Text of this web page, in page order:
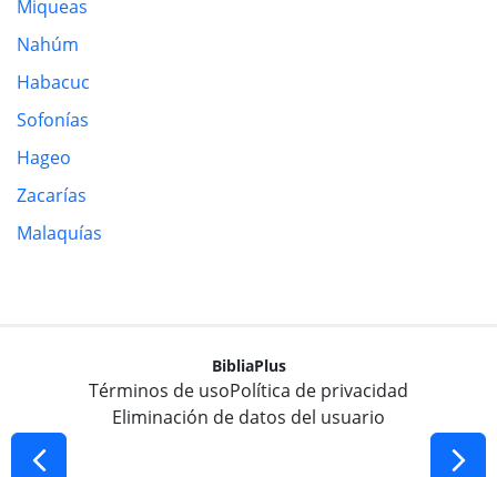
Miqueas
Nahúm
Habacuc
Sofonías
Hageo
Zacarías
Malaquías
BibliaPlus
Términos de usoPolítica de privacidad
Eliminación de datos del usuario